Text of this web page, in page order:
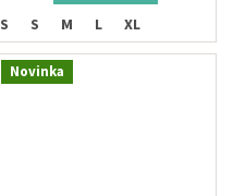
XS S M L XL
Novinka